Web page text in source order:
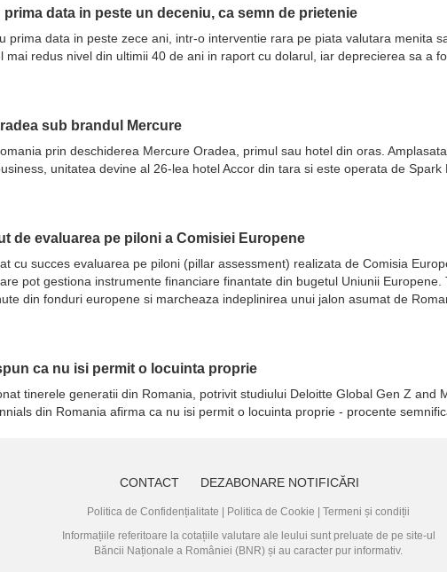
data in peste un deceniu, ca semn de prietenie
prima data in peste zece ani, intr-o interventie rara pe piata valutara menita
mai redus nivel din ultimii 40 de ani in raport cu dolarul, iar deprecierea sa a
sub brandul Mercure
prin deschiderea Mercure Oradea, primul sau hotel din oras.
unitatea devine al 26-lea hotel Accor din tara si este operata de
de evaluarea pe piloni a Comisiei Europene
cu succes evaluarea pe piloni (pillar assessment) realizata de Comisia
pot gestiona instrumente financiare finantate din bugetul Uniunii
din fonduri europene si marcheaza indeplinirea unui jalon asumat de
ca nu isi permit o locuinta proprie
tinerele generatii din Romania, potrivit studiului Deloitte Global Gen Z and
din Romania afirma ca nu isi permit o locuinta proprie - procente
CONTACT DEZABONARE NOTIFICĂRI
Politica de Confidențialitate Politica de Cookie
Termeni și condiții
Informațiile referitoare la cotațiile valutare ale leului sunt preluate de pe site-ul
Băncii Naționale a României (BNR) și au caracter pur informativ.